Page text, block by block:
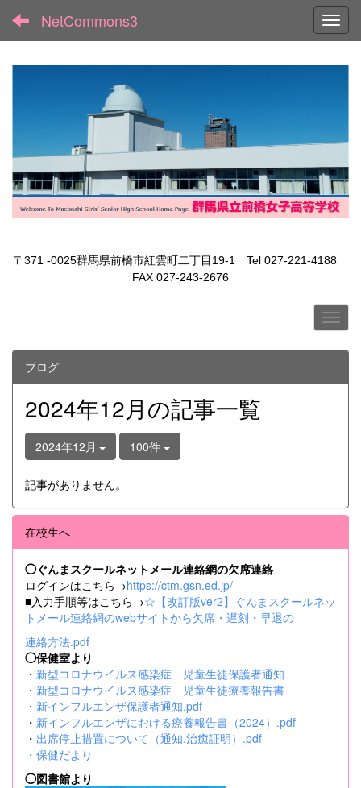
NetCommons3
〒371 -0025群馬県前橋市紅雲町二丁目19-1 Tel 027-221-4188
FAX 027-243-2676
ブログ
2024年12月の記事一覧
2024年12月 100件
記事がありません。
在校生へ
◯ぐんまスクールネットメール連絡網の欠席連絡
ログインはこちら→https://ctm.gsn.ed.jp/
■入力手順等はこちら→☆【改訂版ver2】ぐんまスクールネッ
トメール連絡網のwebサイトから欠席・遅刻・早退の
連絡方法.pdf
◯保健室より
・ 新型コロナウイルス感染症 児童生徒保護者通知
・ 新型コロナウイルス感染症 児童生徒療養報告書
・ 新インフルエンザ保護者通知.pdf
・ 新インフルエンザにおける療養報告書（2024）.pdf
・ 出席停止措置について（通知,治癒証明）.pdf
・ 保健だより
◯図書館より